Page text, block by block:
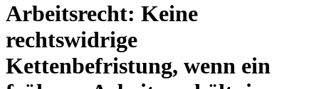
Arbeitsrecht: Keine
rechtswidrige
Kettenbefristung, wenn ein